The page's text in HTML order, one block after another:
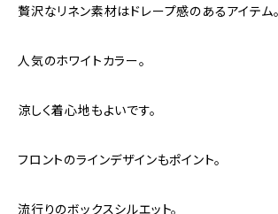
贅沢なリネン素材はドレープ感のあるアイテム。
人気のホワイトカラー。
涼しく着心地もよいです。
フロントのラインデザインもポイント。
流行りのボックスシルエット。